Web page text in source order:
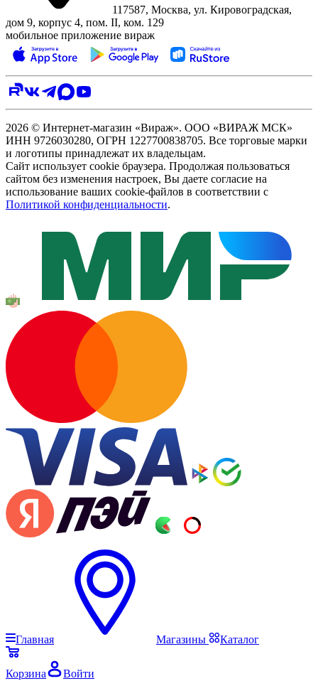
117587, Москва, ул. Кировоградская,
дом 9, корпус 4, пом. II, ком. 129
мобильное приложение вираж
2026 © Интернет-магазин «Вираж». ООО «ВИРАЖ МСК»
ИНН 9726030280, ОГРН 1227700838705. Все торговые марки
и логотипы принадлежат их владельцам.
Сайт использует cookie браузера. Продолжая пользоваться
сайтом без изменения настроек, Вы даете согласие на
использование ваших cookie-файлов в соответствии с
Политикой конфиденциальности.
Главная Магазины Каталог
Корзина Войти